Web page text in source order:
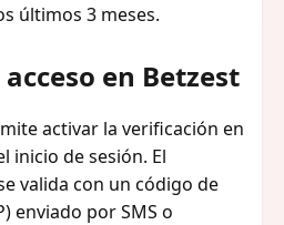
últimos 3 meses.
en Betzest
activar la verificación en
inicio de sesión. El
valida con un código de
enviado por SMS o